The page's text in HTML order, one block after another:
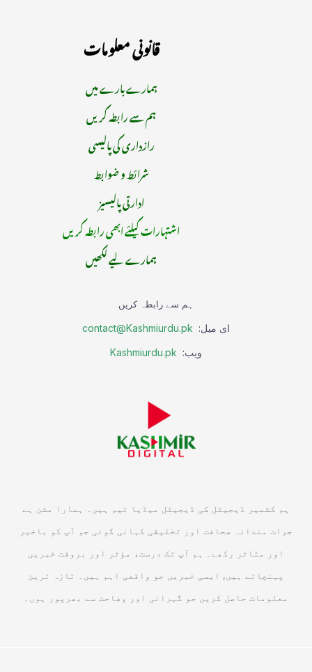
قانونی معلومات
ہمارے بارے میں
ہم سے رابطہ کریں
رازداری کی پالیسی
شرائط و ضوابط
ادارتی پالیسیز
اشتہارات کیلئے ابھی رابطہ کریں
ہمارے لیے لکھیں
ہم سے رابطہ کریں
ای میل: contact@Kashmiurdu.pk
ویب: Kashmiurdu.pk
ہم کشمیر ڈیجیٹل کی ڈیجیٹل میڈیا ٹیم ہیں۔ ہمارا مشن ہے
جرات مندانہ صحافت اور تخلیقی کہانی گوئی جو آپ کو باخبر
اور متاثر رکھے۔ ہم آپ تک درست، مؤثر اور بروقت خبریں
پہنچاتے ہیں, ایسی خبریں جو واقعی اہم ہیں۔ تازہ ترین
معلومات حاصل کریں جو گہرائی اور وضاحت سے بھرپور ہوں۔